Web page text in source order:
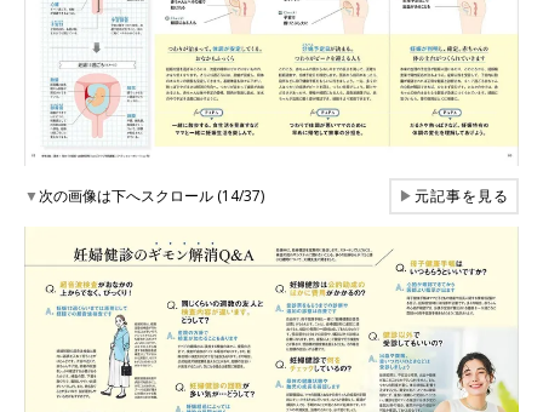
▼次の画像は下へスクロール (14/37) ▶元記事を見る